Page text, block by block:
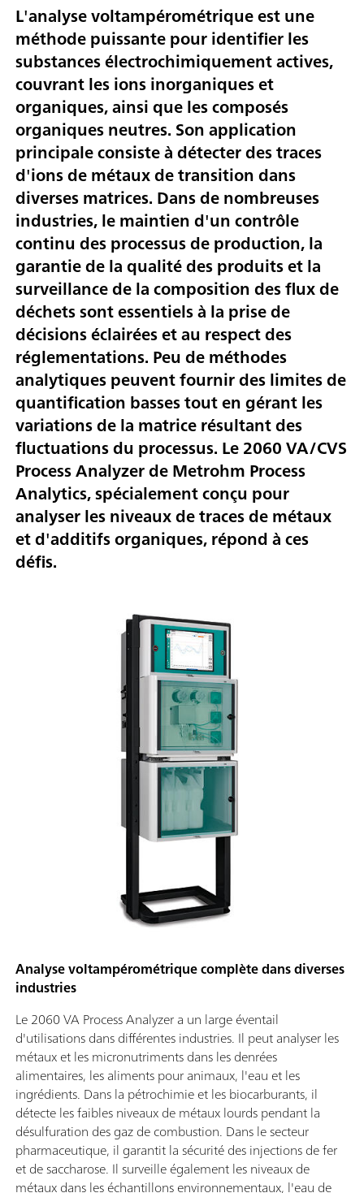
L'analyse voltampérométrique est une
méthode puissante pour identifier les
substances électrochimiquement actives,
couvrant les ions inorganiques et
organiques, ainsi que les composés
organiques neutres. Son application
principale consiste à détecter des traces
d'ions de métaux de transition dans
diverses matrices. Dans de nombreuses
industries, le maintien d'un contrôle
continu des processus de production, la
garantie de la qualité des produits et la
surveillance de la composition des flux de
déchets sont essentiels à la prise de
décisions éclairées et au respect des
réglementations. Peu de méthodes
analytiques peuvent fournir des limites de
quantification basses tout en gérant les
variations de la matrice résultant des
fluctuations du processus. Le 2060 VA/CVS
Process Analyzer de Metrohm Process
Analytics, spécialement conçu pour
analyser les niveaux de traces de métaux
et d'additifs organiques, répond à ces
défis.
Analyse voltampérométrique complète dans diverses
industries
Le 2060 VA Process Analyzer a un large éventail
d'utilisations dans différentes industries. Il peut analyser les
métaux et les micronutriments dans les denrées
alimentaires, les aliments pour animaux, l'eau et les
ingrédients. Dans la pétrochimie et les biocarburants, il
détecte les faibles niveaux de métaux lourds pendant la
désulfuration des gaz de combustion. Dans le secteur
pharmaceutique, il garantit la sécurité des injections de fer
et de saccharose. Il surveille également les niveaux de
métaux dans les échantillons environnementaux, l'eau de